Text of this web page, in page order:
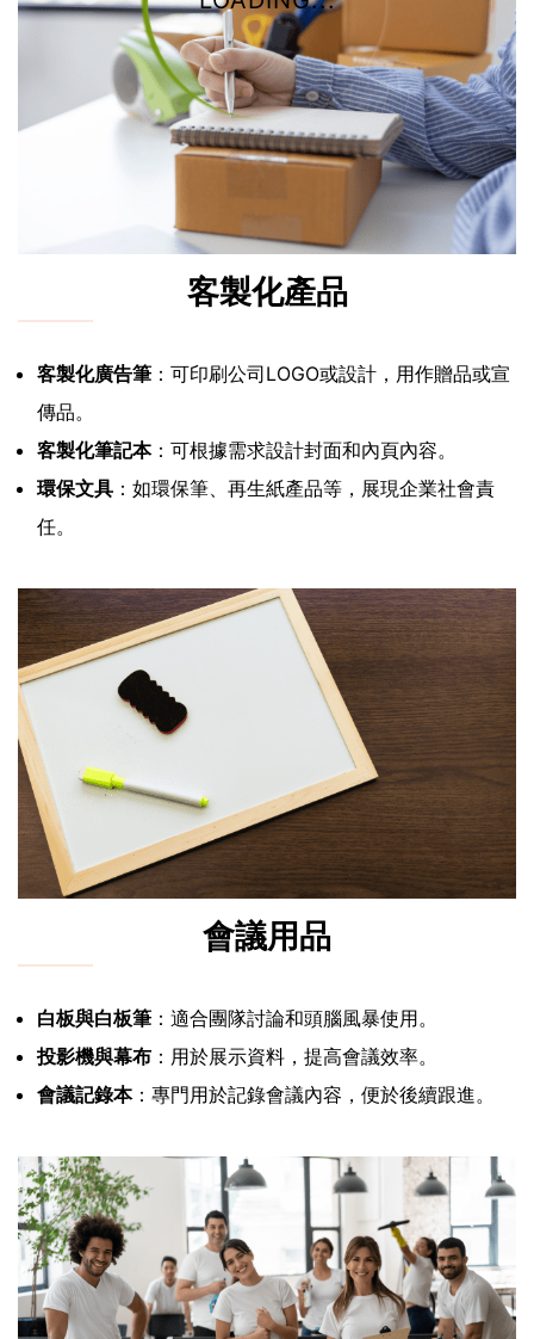
客製化產品
客製化廣告筆 ：可印刷公司LOGO或設計，用作贈品或宣
傳品。
客製化筆記本：可根據需求設計封面和內頁內容。
環保文具 ：如環保筆、再生紙產品等，展現企業社會責
任。
會議用品
白板與白板筆 ：適合團隊討論和頭腦風暴使用。
投影機與幕布 ：用於展示資料，提高會議效率。
會議記錄本：專門用於記錄會議內容，便於後續跟進。